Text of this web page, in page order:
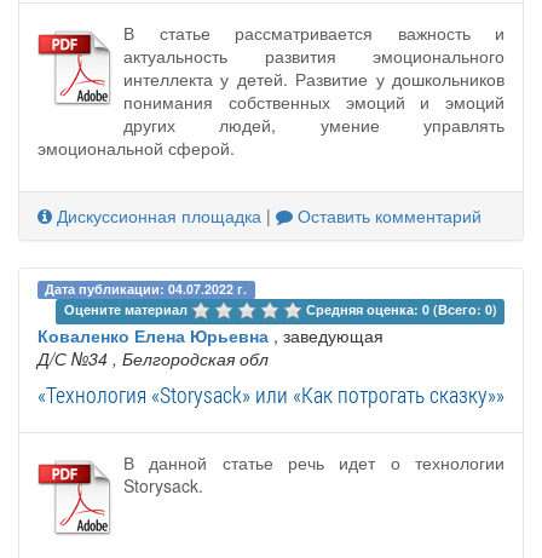
В статье рассматривается важность и
актуальность развития эмоционального
интеллекта у детей. Развитие у дошкольников
понимания собственных эмоций и эмоций
других людей, умение управлять
эмоциональной сферой.
Дискуссионная площадка | Оставить комментарий
Дата публикации: 04.07.2022 г.
Оцените материал
Средняя оценка: 0 (Всего: 0)
Коваленко Елена Юрьевна , заведующая
Д/С №34 , Белгородская обл
«Технология «Storysack» или «Как потрогать сказку»»
В данной статье речь идет о технологии
Storysack.